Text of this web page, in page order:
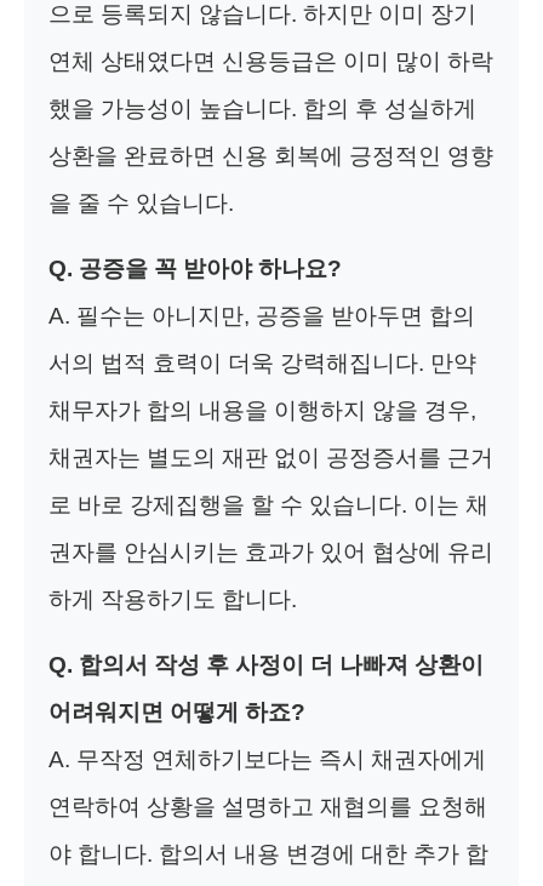
으로 등록되지 않습니다. 하지만 이미 장기
연체 상태였다면 신용등급은 이미 많이 하락
했을 가능성이 높습니다. 합의 후 성실하게
상환을 완료하면 신용 회복에 긍정적인 영향
을 줄 수 있습니다.
Q. 공증을 꼭 받아야 하나요?
A. 필수는 아니지만, 공증을 받아두면 합의
서의 법적 효력이 더욱 강력해집니다. 만약
채무자가 합의 내용을 이행하지 않을 경우,
채권자는 별도의 재판 없이 공정증서를 근거
로 바로 강제집행을 할 수 있습니다. 이는 채
권자를 안심시키는 효과가 있어 협상에 유리
하게 작용하기도 합니다.
Q. 합의서 작성 후 사정이 더 나빠져 상환이
어려워지면 어떻게 하죠?
A. 무작정 연체하기보다는 즉시 채권자에게
연락하여 상황을 설명하고 재협의를 요청해
야 합니다. 합의서 내용 변경에 대한 추가 합